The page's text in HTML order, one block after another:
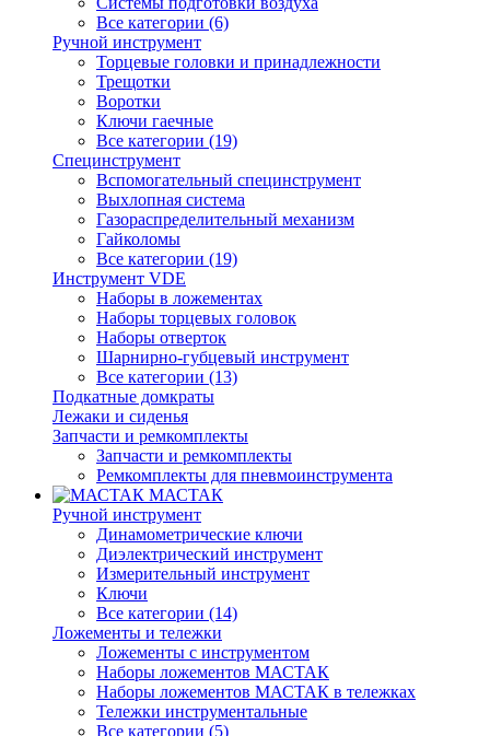
Все категории (6)
Ручной инструмент
Торцевые головки и принадлежности
Трещотки
Воротки
Ключи гаечные
Все категории (19)
Специнструмент
Вспомогательный специнструмент
Выхлопная система
Газораспределительный механизм
Гайколомы
Все категории (19)
Инструмент VDE
Наборы в ложементах
Наборы торцевых головок
Наборы отверток
Шарнирно-губцевый инструмент
Все категории (13)
Подкатные домкраты
Лежаки и сиденья
Запчасти и ремкомплекты
Запчасти и ремкомплекты
Ремкомплекты для пневмоинструмента
МАСТАК
Ручной инструмент
Динамометрические ключи
Диэлектрический инструмент
Измерительный инструмент
Ключи
Все категории (14)
Ложементы и тележки
Ложементы с инструментом
Наборы ложементов МАСТАК
Наборы ложементов МАСТАК в тележках
Тележки инструментальные
Все категории (5)